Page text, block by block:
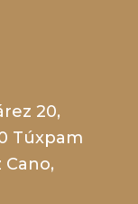
20,
Túxpam